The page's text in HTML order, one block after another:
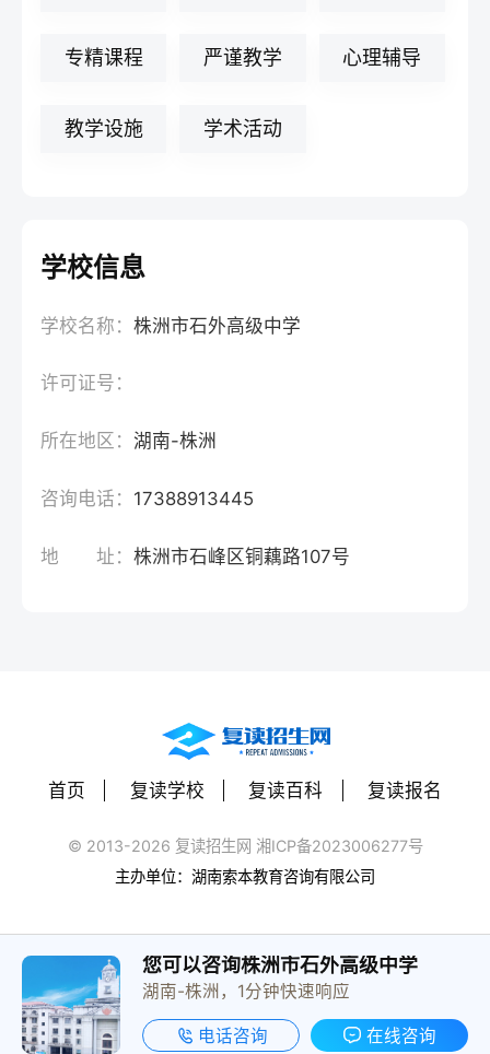
专精课程 严谨教学 心理辅导
教学设施 学术活动
学校信息
学校名称：株洲市石外高级中学
许可证号：
所在地区：湖南-株洲
咨询电话： 17388913445
地 址：株洲市石峰区铜藕路107号
首页 复读学校 复读百科 复读报名
© 2013-2026 复读招生网 湘ICP备2023006277号
主办单位：湖南索本教育咨询有限公司
您可以咨询株洲市石外高级中学
湖南-株洲，1分钟快速响应
电话咨询 在线咨询